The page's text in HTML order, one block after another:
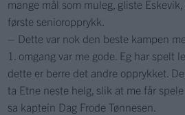
mange mål som muleg, gliste
første senioropprykk.
– Dette var nok den beste kampen
1. omgang var me gode. Eg har spelt
dette er berre det andre opprykket.
ta Etne neste helg, slik at me får
sa kaptein Dag Frode Tønnesen.